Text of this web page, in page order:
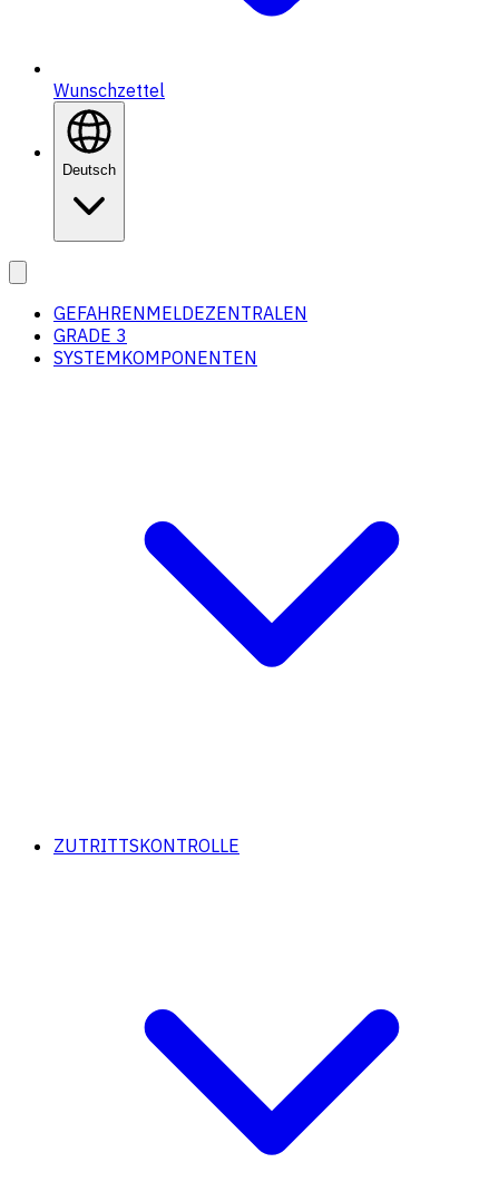
Wunschzettel
Deutsch
GEFAHRENMELDEZENTRALEN
GRADE 3
SYSTEMKOMPONENTEN
ZUTRITTSKONTROLLE